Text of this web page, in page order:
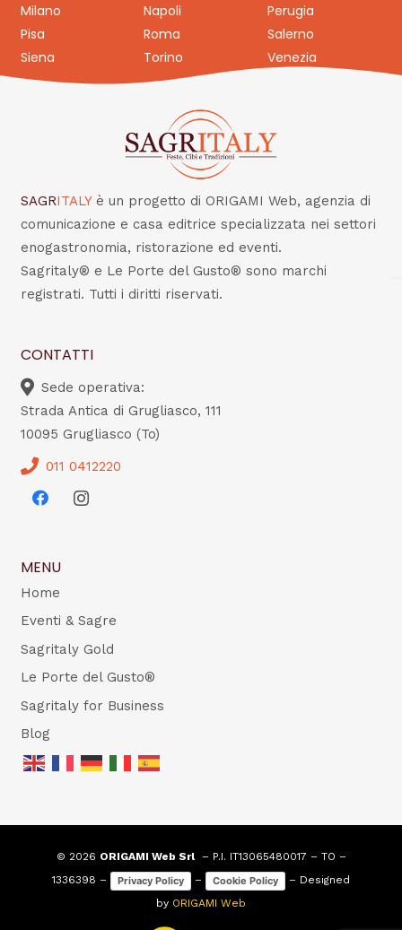
Milano
Napoli
Perugia
Pisa
Roma
Salerno
Siena
Torino Venezia
SAGRITALY è un progetto di ORIGAMI Web, agenzia di
comunicazione e casa editrice specializzata nei settori
enogastronomia, ristorazione ed eventi.
Sagritaly® e Le Porte del Gusto® sono marchi
registrati. Tutti i diritti riservati.
CONTATTI
Sede operativa:
Strada Antica di Grugliasco, 111
10095 Grugliasco (To)
011 0412220
MENU
Home
Eventi & Sagre
Sagritaly Gold
Le Porte del Gusto®
Sagritaly for Business
Blog
© 2026 ORIGAMI Web Srl– P.I. IT13065480017 – TO –
1336398 –
Privacy Policy – Cookie Policy
– Designed
by ORIGAMI Web